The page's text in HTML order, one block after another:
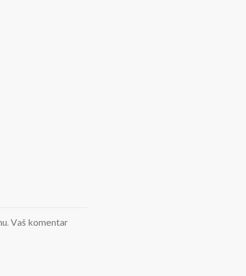
Vaš komentar